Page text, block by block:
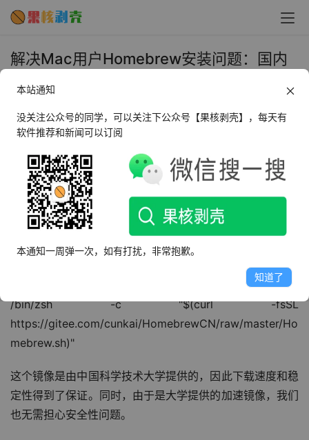
解决Mac用户Homebrew安装问题：国内
2023年10月21日 下午11:44 • 教程
在Mac系统中，许多用户选择使用Homebrew作为软件的
安装和管理工具。然而，由于网络环境的复杂性，我们经常
会遇到403链接安装地址失败的问题。为了解决这个问题，
今天我要向大家推荐一个Homebrew国内加速镜像，它能
够有效提升我们的安装速度和稳定性。
要使用这个国内加速镜像，只需在终端中输入以下命令：
/bin/zsh -c "$(curl -fsSL
https://gitee.com/cunkai/HomebrewCN/raw/master/Ho
mebrew.sh)"
这个镜像是由中国科学技术大学提供的，因此下载速度和稳
定性得到了保证。同时，由于是大学提供的加速镜像，我们
也无需担心安全性问题。
本站通知
没关注公众号的同学，可以关注下公众号【果核剥壳】，每天有
软件推荐和新闻可以订阅
本通知一周弹一次，如有打扰，非常抱歉。
知道了